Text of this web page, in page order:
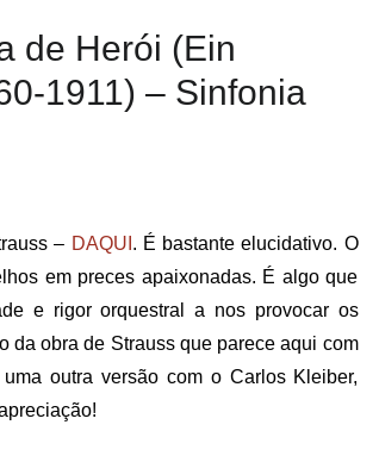
de Herói (Ein
1911) – Sinfonia
– DAQUI . É bastante elucidativo. O
em preces apaixonadas. É algo que
e rigor orquestral a nos provocar os
da obra de Strauss que parece aqui com
outra versão com o Carlos Kleiber,